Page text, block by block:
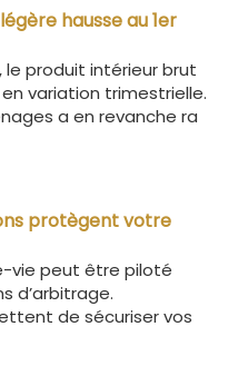
hausse au 1er
le produit intérieur brut
variation trimestrielle.
a en revanche ra
protègent votre
vie peut être piloté
d’arbitrage.
de sécuriser vos